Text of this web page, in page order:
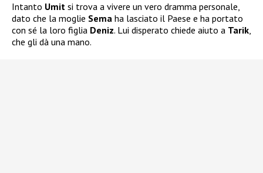
Intanto Umit si trova a vivere un vero dramma personale,
dato che la moglie Sema ha lasciato il Paese e ha portato
con sé la loro figlia Deniz. Lui disperato chiede aiuto a Tarik,
che gli dà una mano.